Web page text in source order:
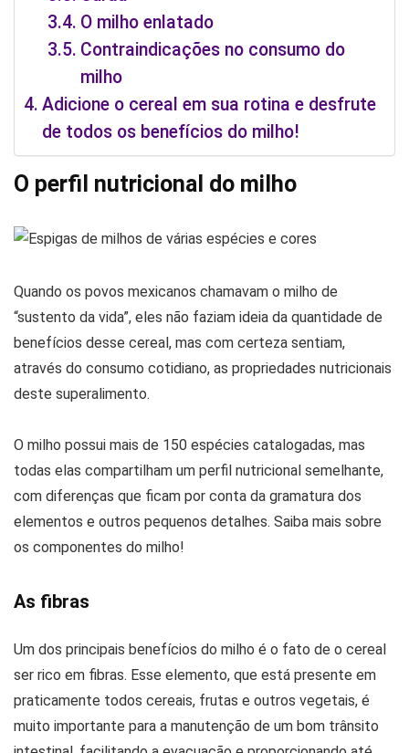
O milho enlatado
Contraindicações no consumo do
milho
Adicione o cereal em sua rotina e desfrute
de todos os benefícios do milho!
O perfil nutricional do milho
Quando os povos mexicanos chamavam o milho de
“sustento da vida”, eles não faziam ideia da quantidade de
benefícios desse cereal, mas com certeza sentiam,
através do consumo cotidiano, as propriedades nutricionais
deste superalimento.
O milho possui mais de 150 espécies catalogadas, mas
todas elas compartilham um perfil nutricional semelhante,
com diferenças que ficam por conta da gramatura dos
elementos e outros pequenos detalhes. Saiba mais sobre
os componentes do milho!
As fibras
Um dos principais benefícios do milho é o fato de o cereal
ser rico em fibras. Esse elemento, que está presente em
praticamente todos cereais, frutas e outros vegetais, é
muito importante para a manutenção de um bom trânsito